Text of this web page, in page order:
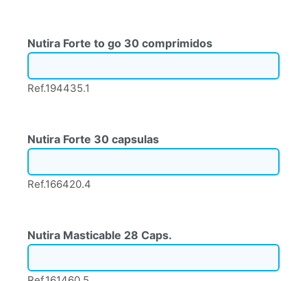
Nutira Forte to go 30 comprimidos
Ref.194435.1
Nutira Forte 30 capsulas
Ref.166420.4
Nutira Masticable 28 Caps.